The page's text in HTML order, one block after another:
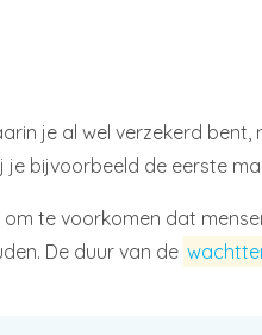
je al wel verzekerd
je bijvoorbeeld de eerste
te voorkomen dat
De duur van de